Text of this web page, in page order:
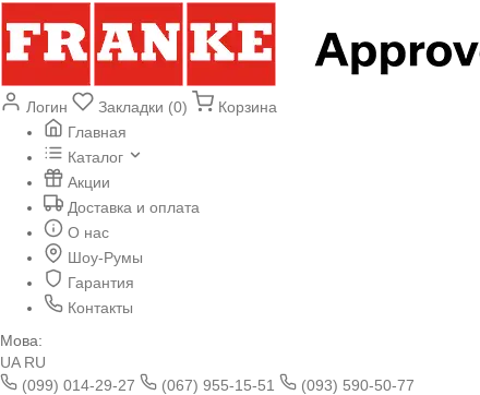
Логин Закладки (0)
Корзина
Главная
Каталог
Акции
Доставка и оплата
О нас
Шоу-Румы
Гарантия
Контакты
Мова:
UA RU
(099) 014-29-27
(067) 955-15-51
(093) 590-50-77